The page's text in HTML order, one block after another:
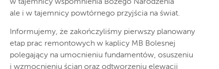
w tajemnicy wspomnienia Bożego Narodzenia
ale i w tajemnicy powtórnego przyjścia na świat.
Informujemy, że zakończyliśmy pierwszy planowany
etap prac remontowych w kaplicy MB Bolesnej
polegający na umocnieniu fundamentów, osuszeniu
i wzmocnieniu ścian oraz odtworzeniu elewacji